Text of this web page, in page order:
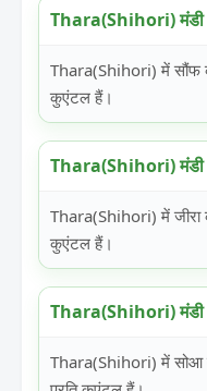
Thara(Shihori) मंडी
Thara(Shihori) में सौंफ
कुएंटल हैं।
Thara(Shihori) मंडी में
Thara(Shihori) में
कुएंटल हैं।
Thara(Shihori) मंडी
Thara(Shihori) में सोआ